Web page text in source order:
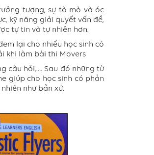
tượng, sự tò mò và óc
kỹ năng giải quyết vấn đề,
tự tin và tự nhiên hơn.
lại cho nhiều học sinh có
khi làm bài thi Movers
câu hỏi,…. Sau đó những từ
giúp cho học sinh có phản
như bản xứ.